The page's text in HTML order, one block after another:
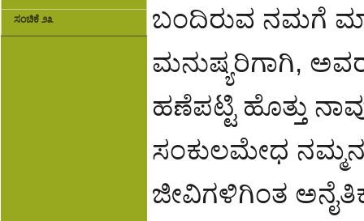
ಸಂಚಿಕೆ ೨೩
ಬಂದಿರುವ ನಮಗೆ
ಮನುಷ್ಯರಿಗಾಗಿ,
ಹಣೆಪಟ್ಟಿ ಹೊತ್ತು
ಸಂಕುಲಮೇಧ
ಜೀವಿಗಳಿಗಿಂತ